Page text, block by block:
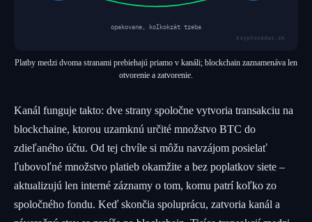
opakovane, koľkokrát treba
kryptoradar.sk
Platby medzi dvoma stranami prebiehajú priamo v kanáli; blockchain zaznamenáva len
otvorenie a zatvorenie.
Kanál funguje takto: dve strany spoločne vytvoria transakciu na
blockchaine, ktorou uzamknú určité množstvo BTC do
zdieľaného účtu. Od tej chvíle si môžu navzájom posielať
ľubovoľné množstvo platieb okamžite a bez poplatkov siete –
aktualizujú len interné záznamy o tom, komu patrí koľko zo
spoločného fondu. Keď skončia spoluprácu, zatvoria kanál a